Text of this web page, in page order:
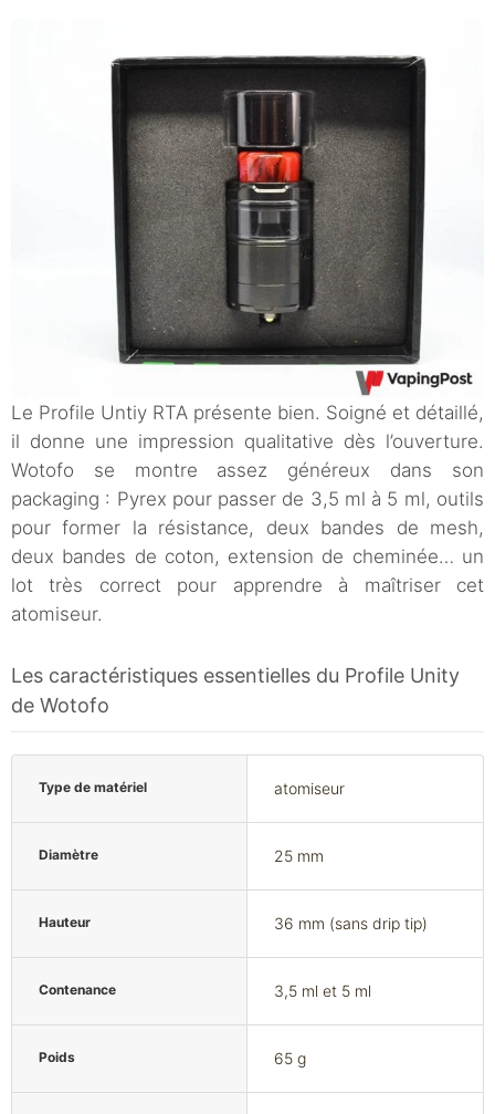
Le Profile Untiy RTA présente bien. Soigné et détaillé,
il donne une impression qualitative dès l’ouverture.
Wotofo se montre assez généreux dans son
packaging : Pyrex pour passer de 3,5 ml à 5 ml, outils
pour former la résistance, deux bandes de mesh,
deux bandes de coton, extension de cheminée… un
lot très correct pour apprendre à maîtriser cet
atomiseur.
Les caractéristiques essentielles du Profile Unity
de Wotofo
Type de matériel atomiseur
Diamètre 25 mm
Hauteur 36 mm (sans drip tip)
Contenance 3,5 ml et 5 ml
Poids 65 g